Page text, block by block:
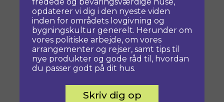
opdaterer vi dig i den nyeste viden
inden for områdets lovgivning og
bygningskultur generelt. Herunder om
vores politiske arbejde, om vores
arrangementer og rejser, samt tips til
nye produkter og gode råd til, hvordan
du passer godt på dit hus.
Skriv dig op